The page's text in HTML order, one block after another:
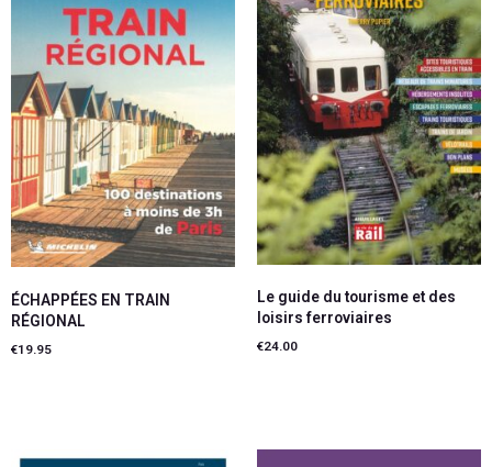
ÉCHAPPÉES EN TRAIN
RÉGIONAL
€19.95
Le guide du tourisme et des
loisirs ferroviaires
€24.00